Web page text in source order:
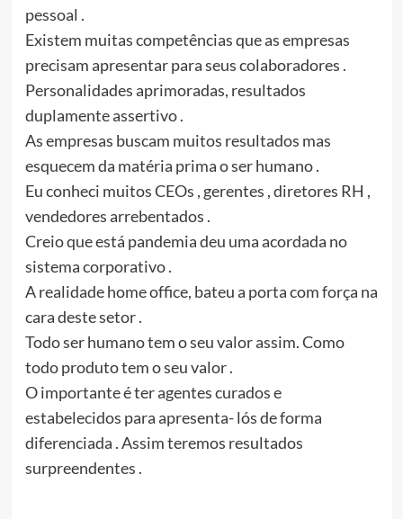
pessoal .
Existem muitas competências que as empresas
precisam apresentar para seus colaboradores .
Personalidades aprimoradas, resultados
duplamente assertivo .
As empresas buscam muitos resultados mas
esquecem da matéria prima o ser humano .
Eu conheci muitos CEOs , gerentes , diretores RH ,
vendedores arrebentados .
Creio que está pandemia deu uma acordada no
sistema corporativo .
A realidade home office, bateu a porta com força na
cara deste setor .
Todo ser humano tem o seu valor assim. Como
todo produto tem o seu valor .
O importante é ter agentes curados e
estabelecidos para apresenta- lós de forma
diferenciada . Assim teremos resultados
surpreendentes .